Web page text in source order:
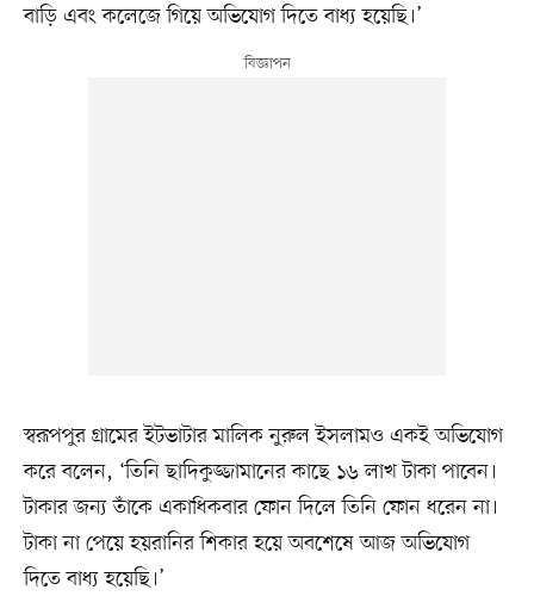
বাড়ি এবং কলেজে গিয়ে অভিযোগ দিতে বাধ্য হয়েছি।’
স্বরূপপুর গ্রামের ইটভাটার মালিক নুরুল ইসলামও একই অভিযোগ
করে বলেন, ‘তিনি ছাদিকুজ্জামানের কাছে ১৬ লাখ টাকা পাবেন।
টাকার জন্য তাঁকে একাধিকবার ফোন দিলে তিনি ফোন ধরেন না।
টাকা না পেয়ে হয়রানির শিকার হয়ে অবশেষে আজ অভিযোগ
দিতে বাধ্য হয়েছি।’